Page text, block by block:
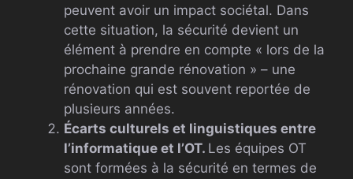
peuvent avoir un impact sociétal. Dans
cette situation, la sécurité devient un
élément à prendre en compte « lors de la
prochaine grande rénovation » – une
rénovation qui est souvent reportée de
plusieurs années.
Écarts culturels et linguistiques entre
l’informatique et l’OT. Les équipes OT
sont formées à la sécurité en termes de